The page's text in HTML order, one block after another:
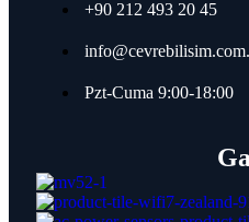
Teltonika 5
Teltonika 24
Canovate
+90 212 493 20 45
Pzt-Cuma 9:00-18:00